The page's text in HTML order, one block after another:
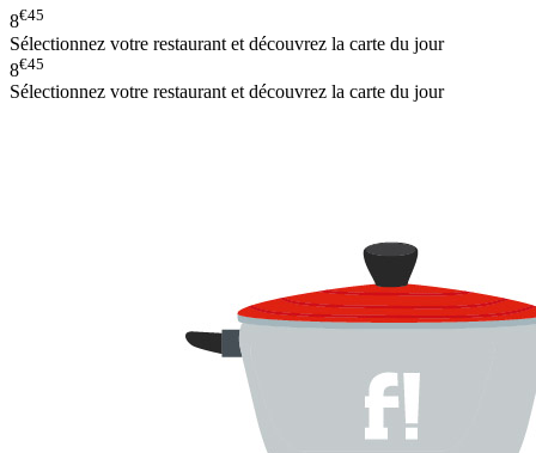
8€45
Sélectionnez votre restaurant et découvrez la carte du jour
8€45
Sélectionnez votre restaurant et découvrez la carte du jour